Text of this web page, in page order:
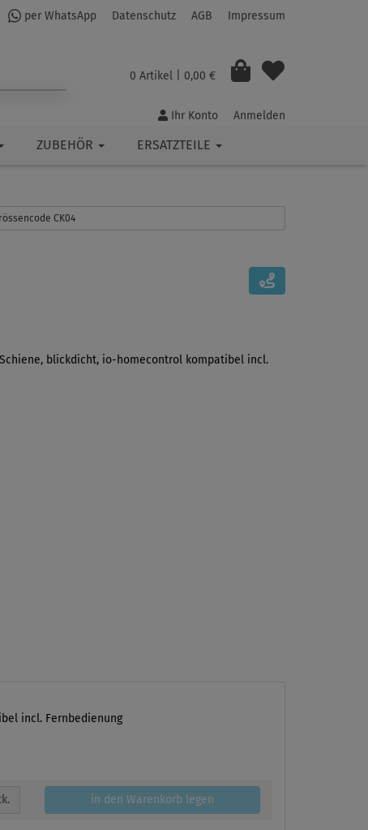
per WhatsApp Datenschutz AGB Impressum
0 Artikel | 0,00 €
Ihr Konto Anmelden
ZUBEHÖR ERSATZTEILE
CK04
Schiene, blickdicht, io-homecontrol kompatibel incl.
incl. Fernbedienung
in den Warenkorb legen